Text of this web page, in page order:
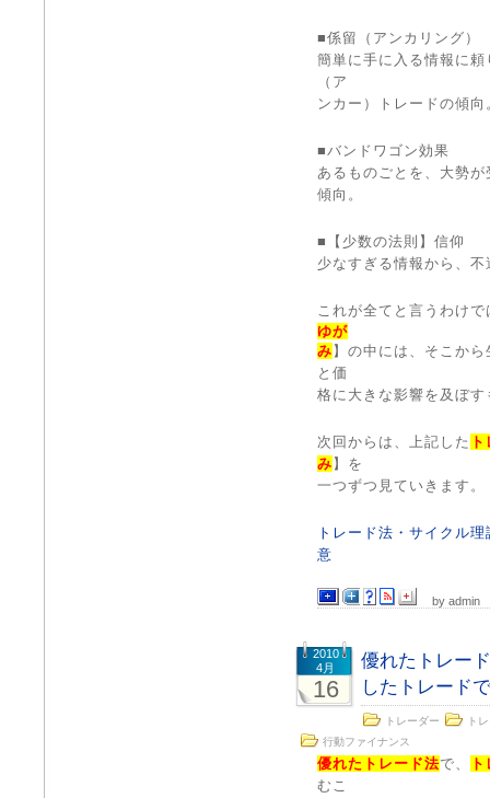
■係留（アンカリング）
簡単に手に入る情報に
（ア
ンカー）トレードの傾向
■バンドワゴン効果
あるものごとを、大勢
傾向。
■【少数の法則】信仰
少なすぎる情報から、
これが全てと言うわけ
ゆが
み 】の中には、そこか
と価
格に大きな影響を及ぼ
次回からは、上記した
み 】を
一つずつ見ていきます。
トレード法・サイクル
意
by admin
2010
4月
16
優れたトレー
したトレード
トレーダー
ト
行動ファイナンス
優れたトレード法で、
むこ